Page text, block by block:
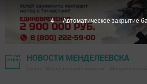
НОВОСТИ МЕНДЕЛЕЕВСКА
3 Автоматическое закрытие